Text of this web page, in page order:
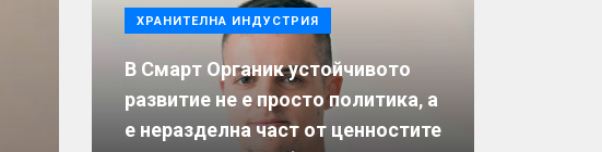
ХРАНИТЕЛНА ИНДУСТРИЯ
В Смарт Органик устойчивото
развитие не е просто политика, а
е неразделна част от ценностите